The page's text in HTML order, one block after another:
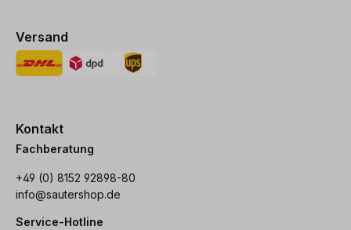
Versand
Kontakt
Fachberatung
+49 (0) 8152 92898-80
info@sautershop.de
Service-Hotline